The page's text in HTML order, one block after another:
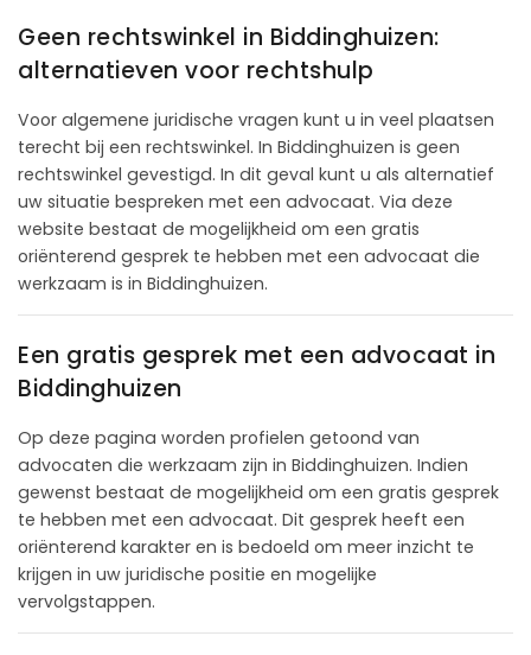
Geen rechtswinkel in Biddinghuizen:
alternatieven voor rechtshulp
Voor algemene juridische vragen kunt u in veel plaatsen
terecht bij een rechtswinkel. In Biddinghuizen is geen
rechtswinkel gevestigd. In dit geval kunt u als alternatief
uw situatie bespreken met een advocaat. Via deze
website bestaat de mogelijkheid om een gratis
oriënterend gesprek te hebben met een advocaat die
werkzaam is in Biddinghuizen.
Een gratis gesprek met een advocaat in
Biddinghuizen
Op deze pagina worden profielen getoond van
advocaten die werkzaam zijn in Biddinghuizen. Indien
gewenst bestaat de mogelijkheid om een gratis gesprek
te hebben met een advocaat. Dit gesprek heeft een
oriënterend karakter en is bedoeld om meer inzicht te
krijgen in uw juridische positie en mogelijke
vervolgstappen.